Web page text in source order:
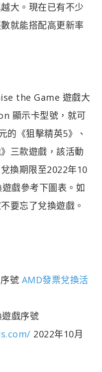
大。現在已有不少
就能搭配高更新率
the Game 遊戲大
顯示卡型號，就可
的《狙擊精英5》、
三款遊戲，該活動
換期限至2022年10
戲參考下圖表。如
要忘了兌換遊戲。
號 AMD發票兌換活
戲序號
2022年10月